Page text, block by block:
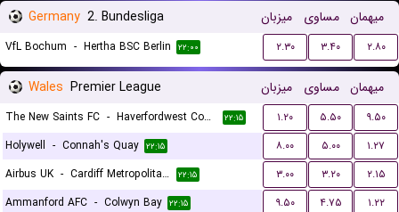
Germany 2. Bundesliga میزبان مساوی میهمان
VfL Bochum - Hertha BSC Berlin ۲۲:۰۰ ۲.۳۰ ۳.۴۰ ۲.۸۰
Wales Premier League میزبان مساوی میهمان
The New Saints FC - Haverfordwest County ۲۲:۱۵ ۱.۲۰ ۵.۵۰
۹.۵۰
Holywell - Connah's Quay ۲۲:۱۵ ۸.۰۰ ۵.۰۰
۱.۲۷
Airbus UK - Cardiff Metropolitan University F.C. ۲۲:۱۵ ۳.۰۰ ۳.۲۰
۲.۱۵
Ammanford AFC - Colwyn Bay ۲۲:۱۵ ۹.۵۰ ۴.۷۵
۱.۲۲